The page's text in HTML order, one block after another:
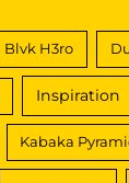
Blvk H3ro
Inspiration
Kabaka